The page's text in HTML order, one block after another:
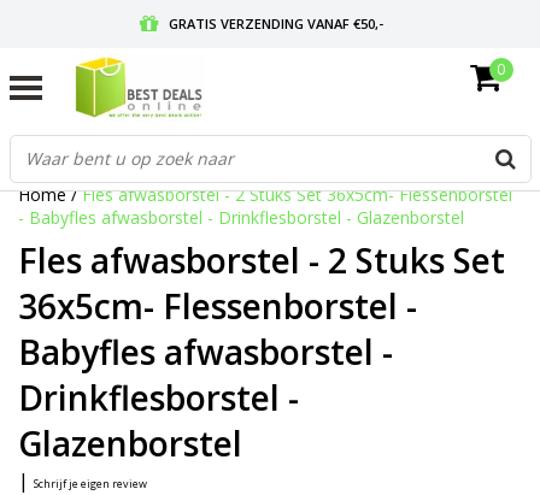
GRATIS VERZENDING VANAF €50,-
GRATIS RETOURNEREN EN 30 DAGEN BEDENKTIJD
0
Home/Fles afwasborstel - 2 Stuks Set 36x5cm- Flessenborstel
- Babyfles afwasborstel - Drinkflesborstel - Glazenborstel
Fles afwasborstel - 2 Stuks Set
36x5cm- Flessenborstel -
Babyfles afwasborstel -
Drinkflesborstel -
Glazenborstel
| Schrijf je eigen review